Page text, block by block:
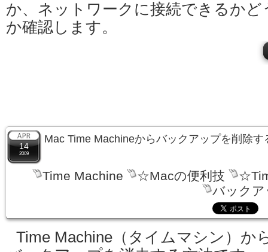
か、ネットワークに接続できるかど
か確認します。
14
2009
Mac Time Machineからバックアップを削除す
Time Machine ☆Macの便利技
バックア
Time Machine（タイムマシン）か